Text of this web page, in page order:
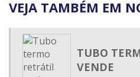
ESPAGUETE TERMO RETRÁTIL
ESPAGUETE TERMOCONTRÁTIL
FIXADOR DE ABRAÇADEIRA DE NYLON
MALHA EXPANSIVA
VEJA TAMBÉM EM
TUBO
VENDE